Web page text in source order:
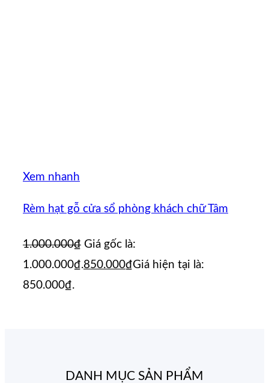
Xem nhanh
Rèm hạt gỗ cửa sổ phòng khách chữ Tâm
1.000.000₫ Giá gốc là:
1.000.000₫.850.000₫Giá hiện tại là:
850.000₫.
DANH MỤC SẢN PHẨM